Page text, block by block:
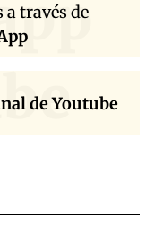
través de
de Youtube